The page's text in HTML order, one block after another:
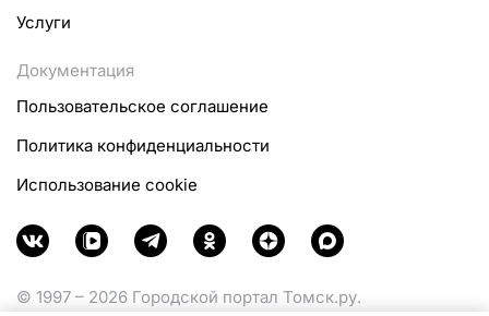
Услуги
Документация
Пользовательское соглашение
Политика конфиденциальности
Использование cookie
© 1997 – 2026 Городской портал Томск.ру.